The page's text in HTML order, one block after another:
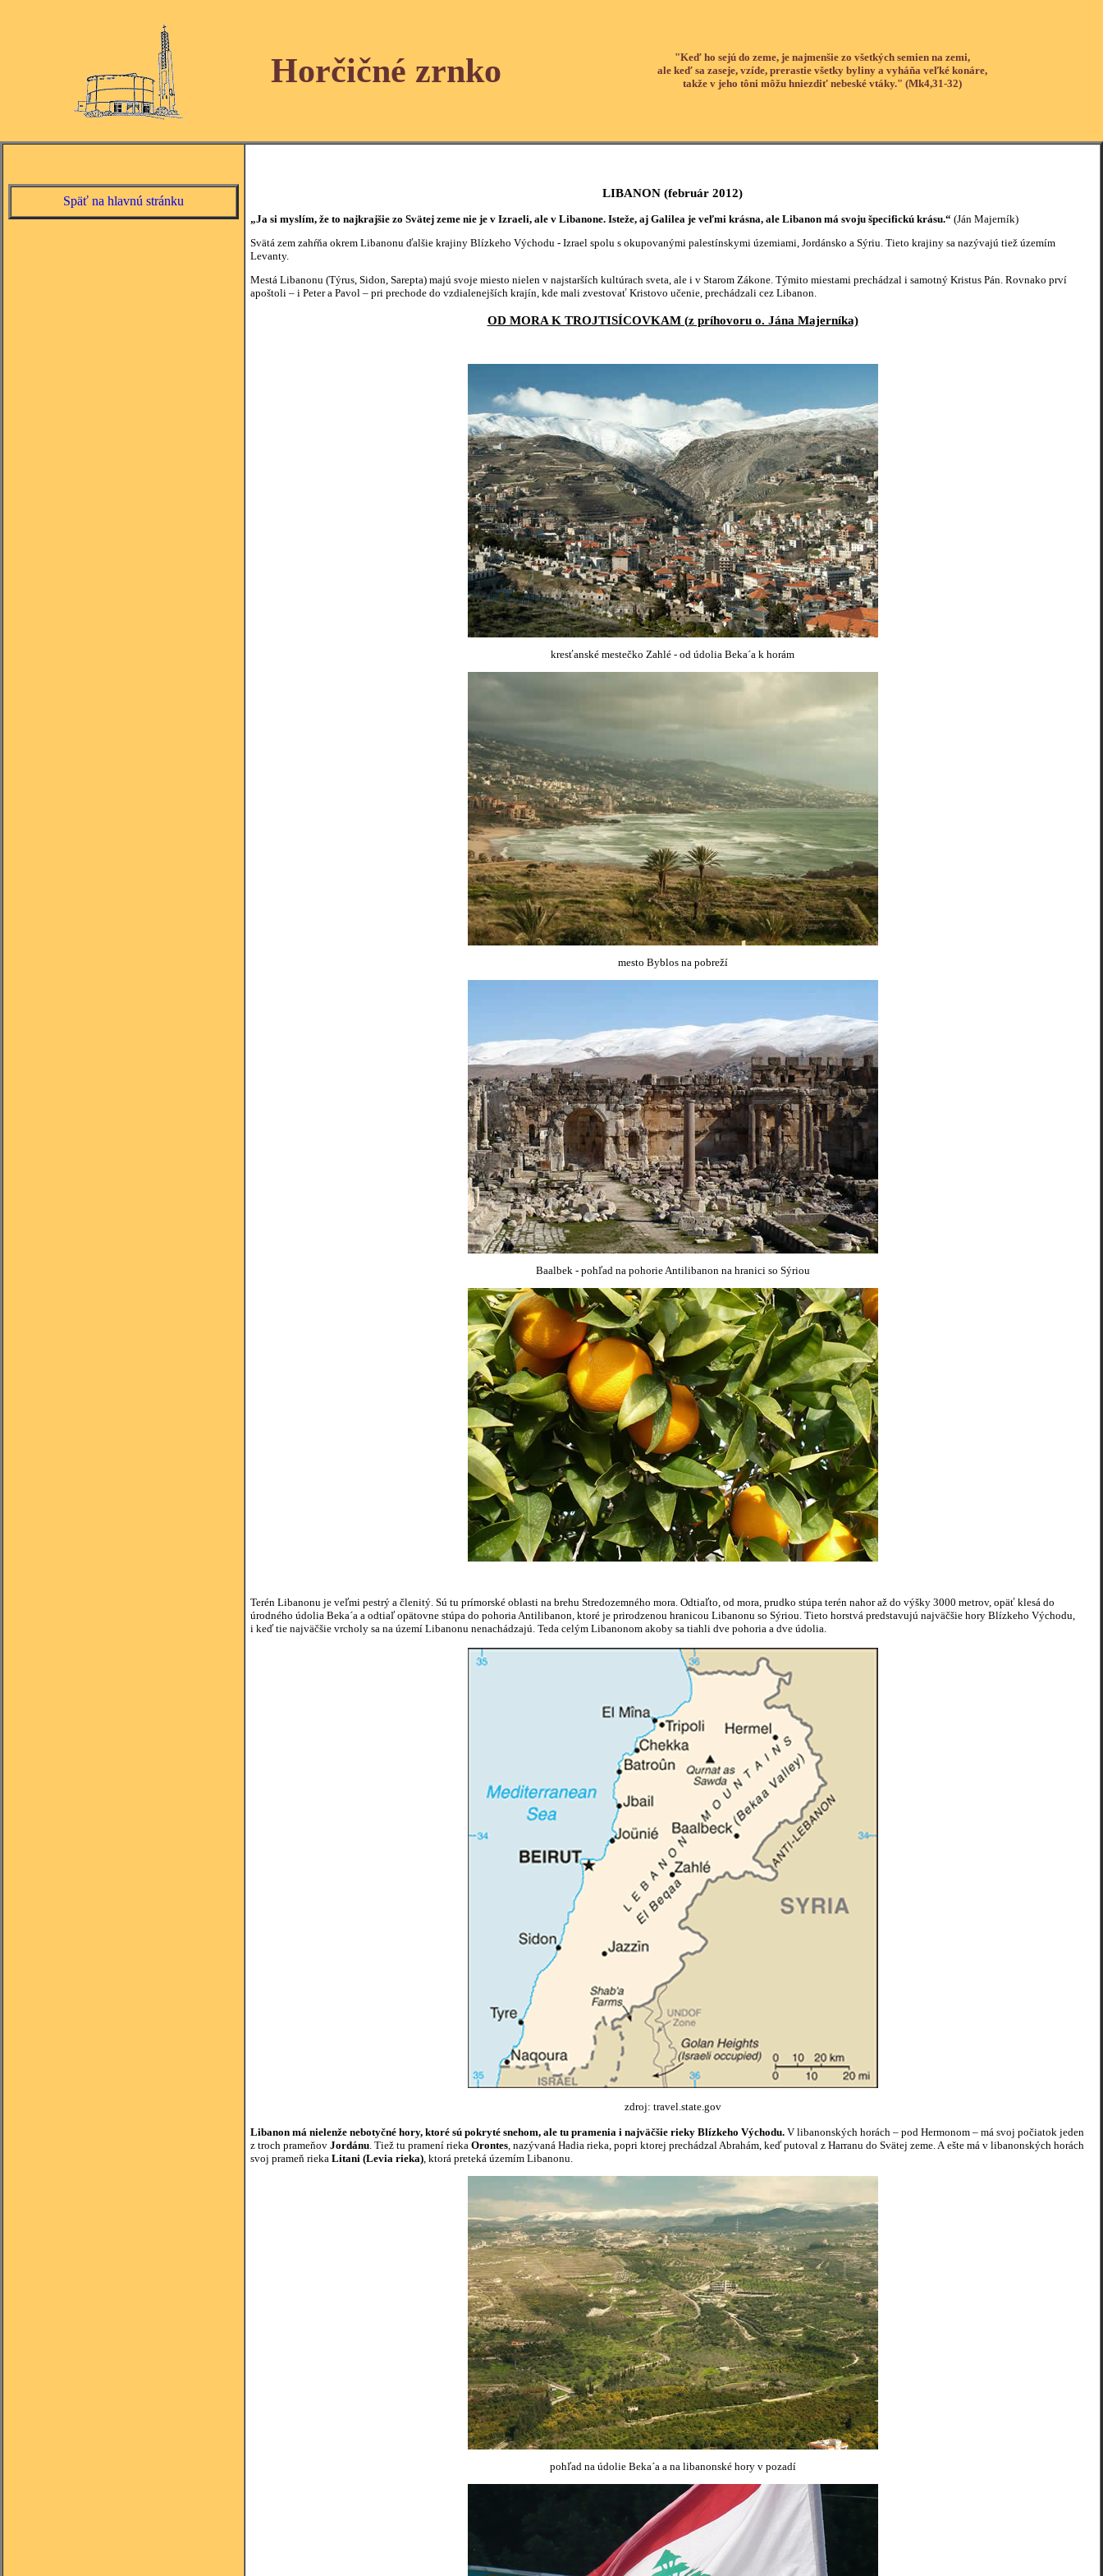
Horčičné zrnko
"Keď ho sejú do zeme, je najmenšie zo všetkých semien na zemi,
ale keď sa zaseje, vzíde, prerastie všetky byliny a vyháňa veľké konáre,
takže v jeho tôni môžu hniezdiť nebeské vtáky." (Mk4,31-32)
Späť na hlavnú stránku
LIBANON (február 2012)
„Ja si myslím, že to najkrajšie zo Svätej zeme nie je v Izraeli, ale v Libanone. Isteže, aj Galilea je veľmi krásna, ale Libanon má svoju špecifickú krásu.“ (Ján Majerník)
Svätá zem zahŕňa okrem Libanonu ďalšie krajiny Blízkeho Východu - Izrael spolu s okupovanými palestínskymi územiami, Jordánsko a Sýriu. Tieto krajiny sa nazývajú tiež územím
Levanty.
Mestá Libanonu (Týrus, Sidon, Sarepta) majú svoje miesto nielen v najstarších kultúrach sveta, ale i v Starom Zákone. Týmito miestami prechádzal i samotný Kristus Pán. Rovnako prví
apoštoli – i Peter a Pavol – pri prechode do vzdialenejších krajín, kde mali zvestovať Kristovo učenie, prechádzali cez Libanon.
OD MORA K TROJTISÍCOVKAM (z príhovoru o. Jána Majerníka)
kresťanské mestečko Zahlé - od údolia Beka´a k horám
mesto Byblos na pobreží
Baalbek - pohľad na pohorie Antilibanon na hranici so Sýriou
Terén Libanonu je veľmi pestrý a členitý. Sú tu prímorské oblasti na brehu Stredozemného mora. Odtiaľto, od mora, prudko stúpa terén nahor až do výšky 3000 metrov, opäť klesá do
úrodného údolia Beka´a a odtiaľ opätovne stúpa do pohoria Antilibanon, ktoré je prirodzenou hranicou Libanonu so Sýriou. Tieto horstvá predstavujú najväčšie hory Blízkeho Východu,
i keď tie najväčšie vrcholy sa na území Libanonu nenachádzajú. Teda celým Libanonom akoby sa tiahli dve pohoria a dve údolia.
zdroj: travel.state.gov
Libanon má nielenže nebotyčné hory, ktoré sú pokryté snehom, ale tu pramenia i najväčšie rieky Blízkeho Východu. V libanonských horách – pod Hermonom – má svoj počiatok jeden
z troch prameňov Jordánu. Tiež tu pramení rieka Orontes, nazývaná Hadia rieka, popri ktorej prechádzal Abrahám, keď putoval z Harranu do Svätej zeme. A ešte má v libanonských horách
svoj prameň rieka Litani (Levia rieka), ktorá preteká územím Libanonu.
pohľad na údolie Beka´a a na libanonské hory v pozadí